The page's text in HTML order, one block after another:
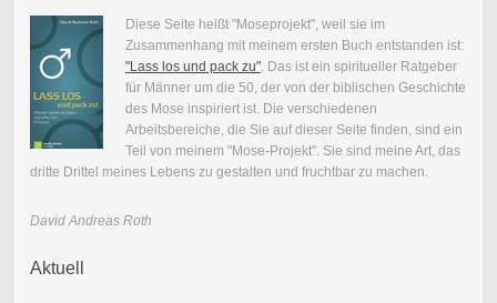
Diese Seite heißt "Moseprojekt", weil sie im
Zusammenhang mit meinem ersten Buch entstanden ist:
"Lass los und pack zu". Das ist ein spiritueller Ratgeber
für Männer um die 50, der von der biblischen Geschichte
des Mose inspiriert ist. Die verschiedenen
Arbeitsbereiche, die Sie auf dieser Seite finden, sind ein
Teil von meinem "Mose-Projekt". Sie sind meine Art, das
dritte Drittel meines Lebens zu gestalten und fruchtbar zu machen.
David Andreas Roth
Aktuell